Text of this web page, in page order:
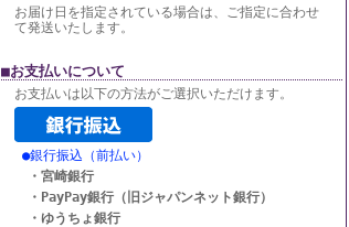
お届け日を指定されている場合は、ご指定に合わせ
て発送いたします。
■お支払いについて
お支払いは以下の方法がご選択いただけます。
●銀行振込（前払い）
・宮崎銀行
・PayPay銀行（旧ジャパンネット銀行）
・ゆうちょ銀行